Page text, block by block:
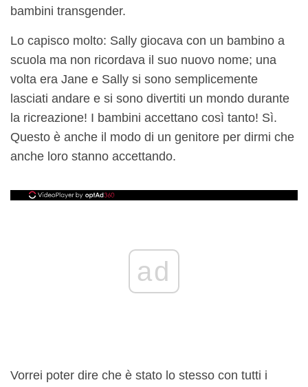
bambini transgender.
Lo capisco molto: Sally giocava con un bambino a
scuola ma non ricordava il suo nuovo nome; una
volta era Jane e Sally si sono semplicemente
lasciati andare e si sono divertiti un mondo durante
la ricreazione! I bambini accettano così tanto! Sì.
Questo è anche il modo di un genitore per dirmi che
anche loro stanno accettando.
ad
Vorrei poter dire che è stato lo stesso con tutti i